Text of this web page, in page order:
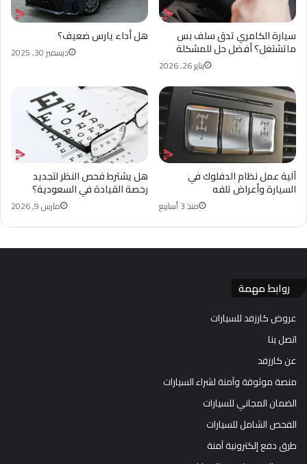
هل أداء يارس ضعيف؟
ديسمبر 30, 2025
سيارة الكامري تدق سلف بس
ماتشتغل؟ أفضل حل للمشكلة
يناير 26, 2026
هل يشترط فحص النظر لتجديد
رخصة القيادة في السعودية؟
مارس 9, 2026
آلية عمل نظام الدفلوك في
السيارة وأعراض تلفه
منذ 3 أسابيع
روابط مهمة
عروض كارزفد للسيارات
اتصل بنا
عن كارزفد
منصة موثوقة وآمنة لشراء السيارات
الضمان المجاني للسيارات
الفحص الشامل للسيارات
طرق دفع إلكترونية آمنة